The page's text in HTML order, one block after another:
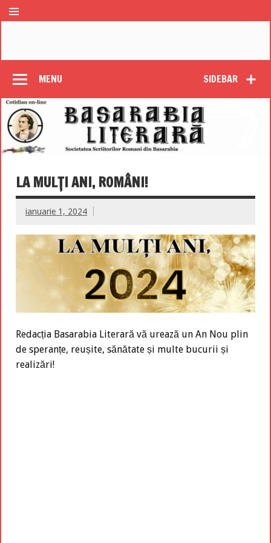
SIDEBAR
MENU
LA MULȚI ANI, ROMÂNI!
ianuarie 1, 2024
Redacția Basarabia Literară vă urează un An Nou plin
de speranțe, reușite, sănătate și multe bucurii și
realizări!